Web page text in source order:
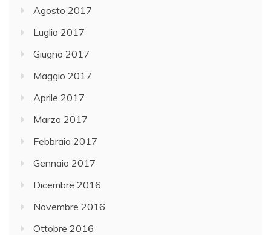
Agosto 2017
Luglio 2017
Giugno 2017
Maggio 2017
Aprile 2017
Marzo 2017
Febbraio 2017
Gennaio 2017
Dicembre 2016
Novembre 2016
Ottobre 2016